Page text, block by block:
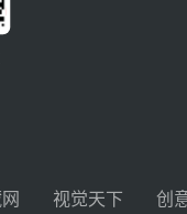
视觉天下 创